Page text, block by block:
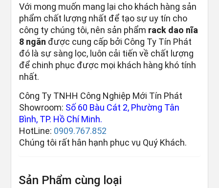
Với mong muốn mang lại cho khách hàng sản
phẩm chất lượng nhất để tạo sự uy tín cho
công ty chúng tôi, nên sản phẩm rack dao nĩa
8 ngăn được cung cấp bởi Công Ty Tín Phát
đó là sự sàng lọc, luôn cải tiến về chất lượng
để chinh phục được mọi khách hàng khó tính
nhất.
Công Ty TNHH Công Nghiệp Mới Tín Phát
Showroom: Số 60 Bàu Cát 2, Phường Tân
Bình, TP. Hồ Chí Minh.
HotLine: 0909.767.852
Chúng tôi rất hân hạnh phục vụ Quý Khách.
Sản Phẩm cùng loại